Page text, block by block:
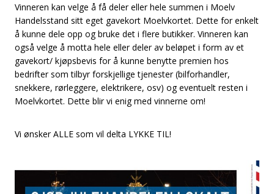
Vinneren kan velge å få deler eller hele summen i Moelv
Handelsstand sitt eget gavekort Moelvkortet. Dette for enkelt
å kunne dele opp og bruke det i flere butikker. Vinneren kan
også velge å motta hele eller deler av beløpet i form av et
gavekort/ kjøpsbevis for å kunne benytte premien hos
bedrifter som tilbyr forskjellige tjenester (bilforhandler,
snekkere, rørleggere, elektrikere, osv) og eventuelt resten i
Moelvkortet. Dette blir vi enig med vinnerne om!
Vi ønsker ALLE som vil delta LYKKE TIL!